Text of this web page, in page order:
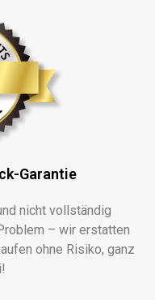
Garantie
nicht vollständig
– wir erstatten
ohne Risiko, ganz